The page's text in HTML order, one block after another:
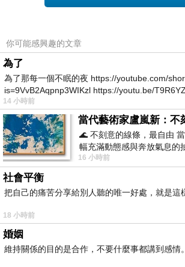
2009/08/26 ＊被還沒開始的新工
基隆河，和對岸的101大樓，松
形光影，躺在河堤邊，有星星陪
得又是充滿元氣的開始！
2009/08/25 ＊我愛滕木直人，最
木直人的＜夜光的階梯＞，真不
的！壓力越大，越想當心靈的逃
面對現實的世界。
2009/08/07 ＊八月都過了長長的
個滴沽都沒有，因為暑修的課，
還有，即將展開的新工作生活，
到這個颱風假期，原本要回家過
你可能感興趣的文章
為了
為了那每一個不眠的夜 https://youtube.com/
is=9VvB2Aqpnp3WIKzl https://youtu.be/
14 小時前
🌊 不刻意的線條，最自由
幅充滿動態感與奔放氣息的
藍色顏料在白色畫布上揮灑
16 小時前
社會平衡
把自己的痛苦分享給別人聽的唯一好處，就是這
18 小時前
婚姻
維持關係的目的是合作，不要什麼事都講到感情